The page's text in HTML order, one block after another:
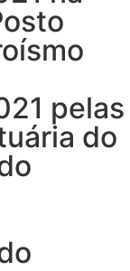
pelas
do